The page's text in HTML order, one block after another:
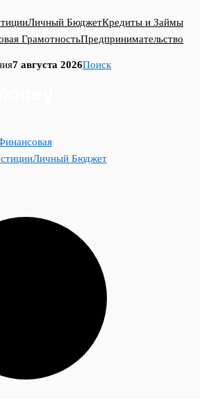
Личный БюджетКредиты и Займы
ГрамотностьПредпринимательство
7 августа 2026Поиск
Личный Бюджет